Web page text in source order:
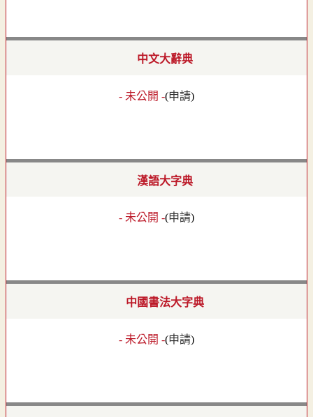
中文大辭典
- 未公開 -(申請)
漢語大字典
- 未公開 -(申請)
中國書法大字典
- 未公開 -(申請)